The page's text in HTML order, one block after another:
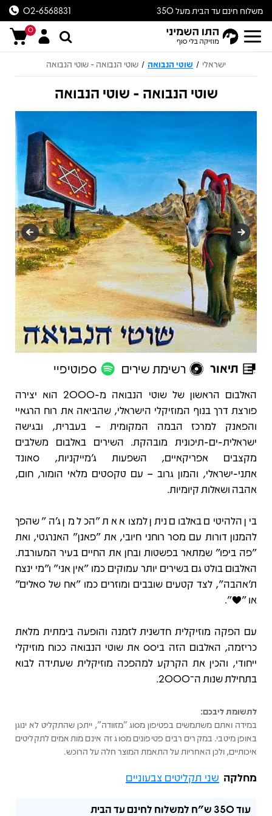
משלוח חינם עד הבית מעל 350
ש״ח
02-6568831
0
ישראלי / שוטי הנבואה / שוטי הנבואה - שוטי הנבואה
שוטי הנבואה - שוטי הנבואה
תיאור רשימת שירים ספוטיפיי
תיאור
האלבום הראשון של שוטי הנבואה מ-2000 הוא יצירה
פורצת דרך בנוף המוזיקלי הישראלי, שהביאה את רוח הרגאיי
והפאנק למרכז הבמה המקומית – בעברית, ובגישה
ישראלית-ים-תיכונית מובהקת. השירים באלבום משלבים
מקצבים אפריקאיים, השפעות ג’מייקניות, סאונד
אתני-ישראלי, והמון גרוב – עם טקסטים מלאי הומור, חום,
אהבה ושאלות קיומיות.
בין הלהיטים באלבום ניתן למצוא את "הכל מן ג’ה" שהפך
להמנון דורות עם מסר רוחני חיובי, את "פאנן" האנרגטי, ואת
"פה ביפו" שמתאר בפשטות ובחן את החיים בעיר המעורבת.
האלבום בולט גם בשירים יותר עמוקים כמו "אין אני" ו"מי ינצח
ת'אהבה", לצד קטעים שובבים ומוזרים כמו "אח של סאלים"
או "♥".
עם הפקה מוזיקלית חדשנית לזמנה והופעה בימתית מלאת
כריזמה, האלבום הזה ביסס את שוטי הנבואה ככוח מוזיקלי
ייחודי, והכין את הקרקע למהפכה מוזיקלית שעתידה לבוא
בתחילת שנות ה־2000.
לתשומת ליבכם:
במידה ואתם משתמשים בפטיפון מסוג "מזוודה", ייתכן שהתקליט לא ינוגן
באופן מיטבי. במקרים רבים פטיפונים מסוג זה אינם מותאמים לתקליטים
איכותיים, ולכן האחריות על התאמת המוצר חלה על הרוכש.
מחלקה שני תקליטים צבעוניים
עוד350 ש"ח למשלוח לחינם עד הבית